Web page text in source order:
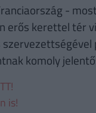
-
erős kerettel tér
komoly
is!